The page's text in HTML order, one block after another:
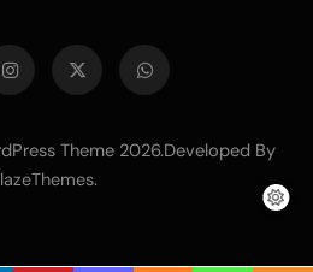
Theme 2026.Developed By
.